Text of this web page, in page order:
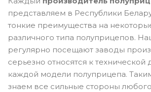
представляем в Республики
тонкие преимущества на
различного типа полуприцепов.
регулярно посещают заводы
серьезно относятся к технической
каждой модели полуприцепа.
знаем все сильные стороны